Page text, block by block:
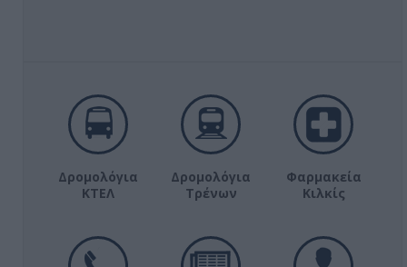
Δρομολόγια
ΚΤΕΛ
Δρομολόγια
Τρένων
Φαρμακεία
Κιλκίς